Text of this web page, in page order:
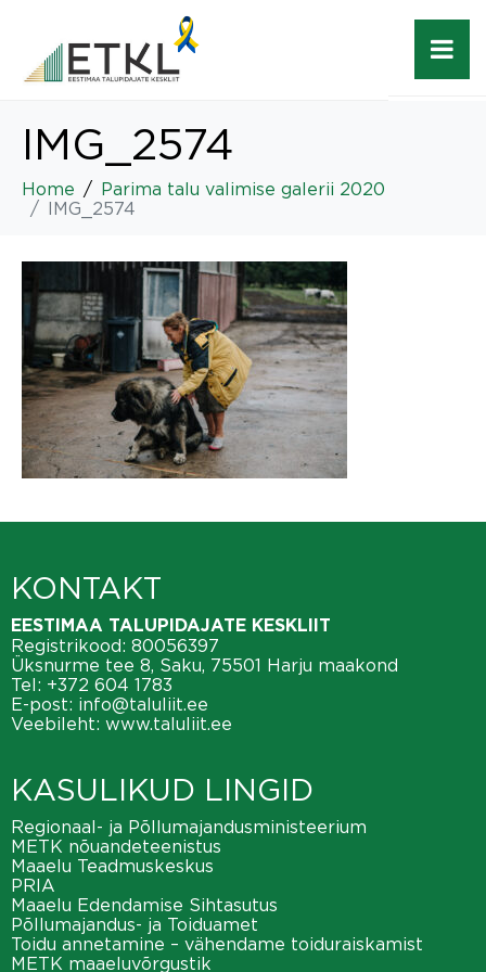
IMG_2574
Home
Parima talu valimise galerii 2020
IMG_2574
KONTAKT
EESTIMAA TALUPIDAJATE KESKLIIT
Registrikood: 80056397
Üksnurme tee 8, Saku, 75501 Harju maakond
Tel: +372 604 1783
E-post: info@taluliit.ee
Veebileht: www.taluliit.ee
KASULIKUD LINGID
Regionaal- ja Põllumajandusministeerium
METK nõuandeteenistus
Maaelu Teadmuskeskus
PRIA
Maaelu Edendamise Sihtasutus
Põllumajandus- ja Toiduamet
Toidu annetamine – vähendame toiduraiskamist
METK maaeluvõrgustik